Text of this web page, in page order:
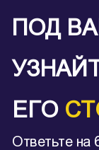
ПОД
ЕГО
Ответьте на